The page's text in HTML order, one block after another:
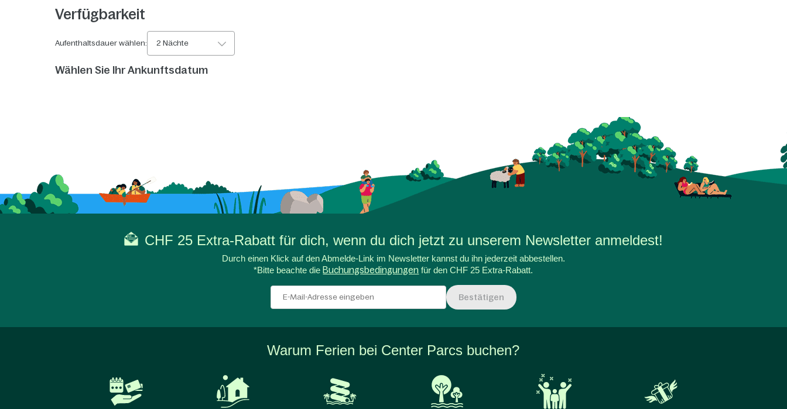
Verfügbarkeit
Aufenthaltsdauer wählen: 2 Nächte
Wählen Sie Ihr Ankunftsdatum
CHF 25 Extra-Rabatt für dich, wenn du dich jetzt zu unserem Newsletter anmeldest!
Durch einen Klick auf den Abmelde-Link im Newsletter kannst du ihn jederzeit abbestellen.
*Bitte beachte die Buchungsbedingungen für den CHF 25 Extra-Rabatt.
Bestätigen
Warum Ferien bei Center Parcs buchen?